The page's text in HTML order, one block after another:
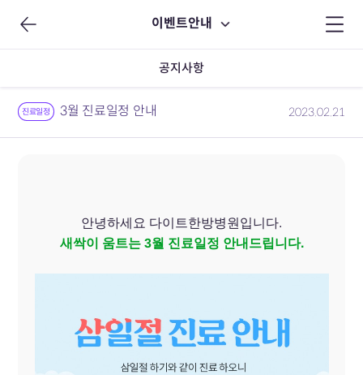
이벤트안내
공지사항
진료일정 3월 진료일정 안내 2023.02.21
안녕하세요 다이트한방병원입니다.
새싹이 움트는 3월 진료일정 안내드립니다.